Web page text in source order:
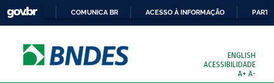
COMUNICA BR ACESSO À INFORMAÇÃO
ENGLISH
ACESSIBILIDADE
A+ A-